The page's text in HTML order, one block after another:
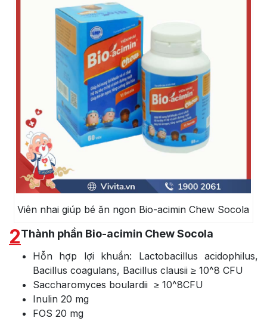
Viên nhai giúp bé ăn ngon Bio-acimin Chew Socola
2Thành phần Bio-acimin Chew Socola
Hỗn hợp lợi khuẩn: Lactobacillus acidophilus,
Bacillus coagulans, Bacillus clausii ≥ 10^8 CFU
Saccharomyces boulardii ≥ 10^8CFU
Inulin 20 mg
FOS 20 mg